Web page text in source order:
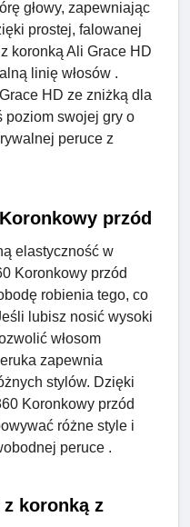
głowy, zapewniając
prostej, falowanej
koronką Ali Grace HD
linię włosów .
HD ze zniżką dla
poziom swojej gry o
peruce z
przód
elastyczność w
​​Koronkowy przód
robienia tego, co
lubisz nosić wysoki
włosom
zapewnia
stylów. Dzięki
Koronkowy przód
różne style i
peruce .
koronką z